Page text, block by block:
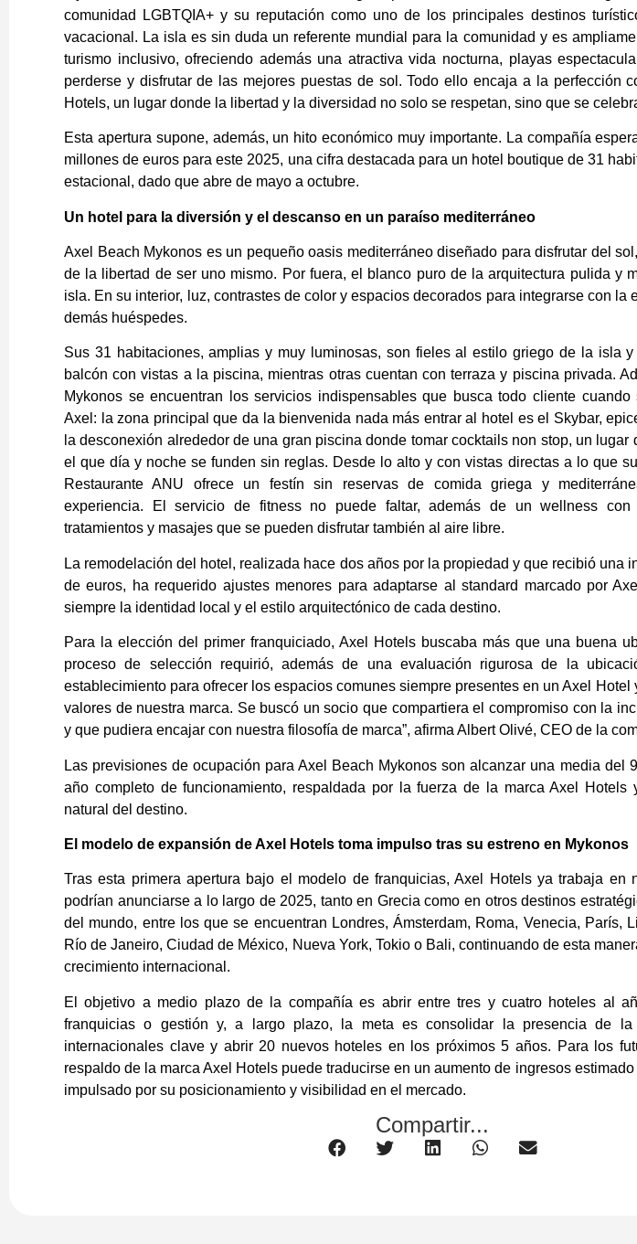
comunidad LGBTQIA+ y su reputación como uno de los principales destinos
vacacional. La isla es sin duda un referente mundial para la comunidad y es
turismo inclusivo, ofreciendo además una atractiva vida nocturna, playas
perderse y disfrutar de las mejores puestas de sol. Todo ello encaja a la perfección
Hotels, un lugar donde la libertad y la diversidad no solo se respetan, sino que se
Esta apertura supone, además, un hito económico muy importante. La compañía
millones de euros para este 2025, una cifra destacada para un hotel boutique de 31
estacional, dado que abre de mayo a octubre.
Un hotel para la diversión y el descanso en un paraíso mediterráneo
Axel Beach Mykonos es un pequeño oasis mediterráneo diseñado para disfrutar del
de la libertad de ser uno mismo. Por fuera, el blanco puro de la arquitectura pulida y
isla. En su interior, luz, contrastes de color y espacios decorados para integrarse con la
demás huéspedes.
Sus 31 habitaciones, amplias y muy luminosas, son fieles al estilo griego de la isla
balcón con vistas a la piscina, mientras otras cuentan con terraza y piscina privada.
Mykonos se encuentran los servicios indispensables que busca todo cliente
Axel: la zona principal que da la bienvenida nada más entrar al hotel es el Skybar,
la desconexión alrededor de una gran piscina donde tomar cocktails non stop, un lugar
el que día y noche se funden sin reglas. Desde lo alto y con vistas directas a lo que
Restaurante ANU ofrece un festín sin reservas de comida griega y
experiencia. El servicio de fitness no puede faltar, además de un wellness
tratamientos y masajes que se pueden disfrutar también al aire libre.
La remodelación del hotel, realizada hace dos años por la propiedad y que recibió una
de euros, ha requerido ajustes menores para adaptarse al standard marcado por
siempre la identidad local y el estilo arquitectónico de cada destino.
Para la elección del primer franquiciado, Axel Hotels buscaba más que una buena
proceso de selección requirió, además de una evaluación rigurosa de la
establecimiento para ofrecer los espacios comunes siempre presentes en un Axel
valores de nuestra marca. Se buscó un socio que compartiera el compromiso con la
y que pudiera encajar con nuestra filosofía de marca”, afirma Albert Olivé, CEO de la
Las previsiones de ocupación para Axel Beach Mykonos son alcanzar una media del
año completo de funcionamiento, respaldada por la fuerza de la marca Axel Hotels
natural del destino.
El modelo de expansión de Axel Hotels toma impulso tras su estreno en Mykonos
Tras esta primera apertura bajo el modelo de franquicias, Axel Hotels ya trabaja en
podrían anunciarse a lo largo de 2025, tanto en Grecia como en otros destinos
del mundo, entre los que se encuentran Londres, Ámsterdam, Roma, Venecia, París,
Río de Janeiro, Ciudad de México, Nueva York, Tokio o Bali, continuando de esta
crecimiento internacional.
El objetivo a medio plazo de la compañía es abrir entre tres y cuatro hoteles al
franquicias o gestión y, a largo plazo, la meta es consolidar la presencia de la
internacionales clave y abrir 20 nuevos hoteles en los próximos 5 años. Para los
respaldo de la marca Axel Hotels puede traducirse en un aumento de ingresos
impulsado por su posicionamiento y visibilidad en el mercado.
Compartir...